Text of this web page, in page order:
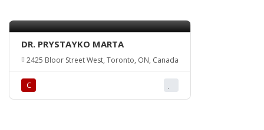
DR. PRYSTAYKO MARTA
2425 Bloor Street West, Toronto, ON, Canada
С